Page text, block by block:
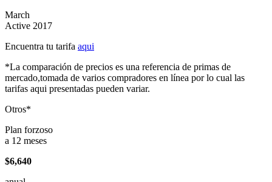
March
Active 2017
Encuentra tu tarifa aqui
*La comparación de precios es una referencia de primas de
mercado,tomada de varios compradores en línea por lo cual las
tarifas aqui presentadas pueden variar.
Otros*
Plan forzoso
a 12 meses
$6,640